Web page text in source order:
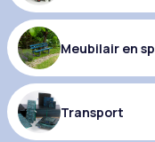
Meubilair en
Transport